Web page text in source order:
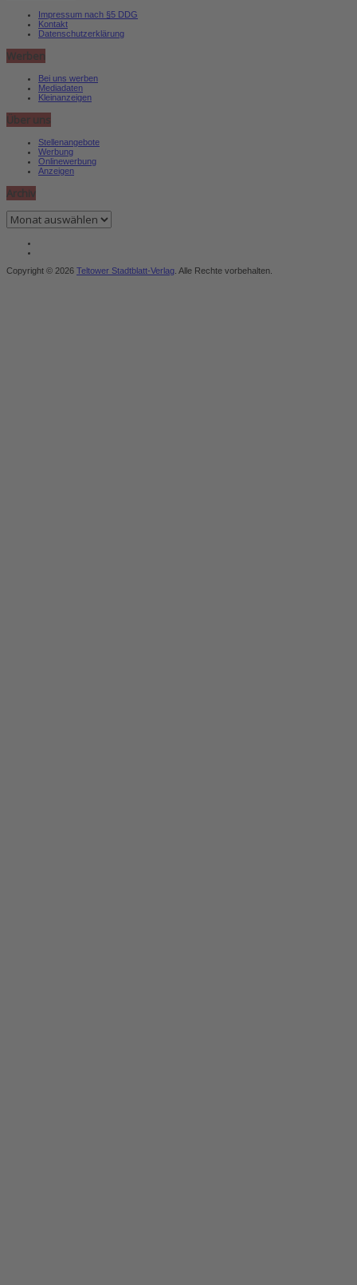
Impressum nach §5 DDG
Kontakt
Datenschutzerklärung
Werben
Bei uns werben
Mediadaten
Kleinanzeigen
Über uns
Stellenangebote
Werbung
Onlinewerbung
Anzeigen
Archiv
Archiv
Copyright © 2026 Teltower Stadtblatt-Verlag . Alle Rechte vorbehalten.